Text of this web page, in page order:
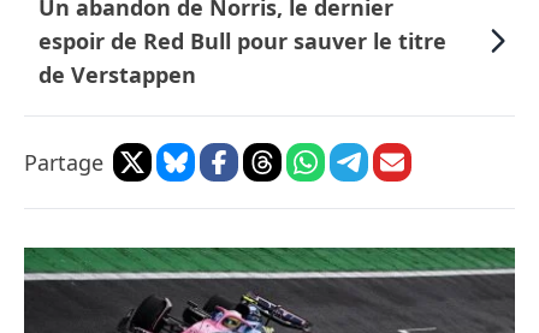
Un abandon de Norris, le dernier
espoir de Red Bull pour sauver le titre
de Verstappen
Partage